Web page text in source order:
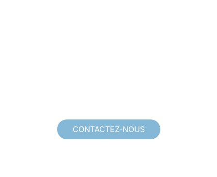
CONTACTEZ-NOUS